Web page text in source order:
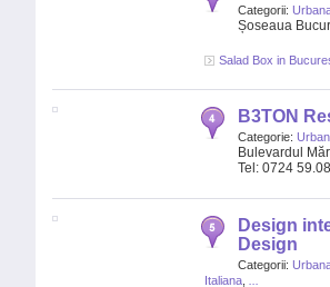
Categorii:
Șoseaua
Salad Box in
B3TON
Categorie:
Bulevardul
Tel: 0724
Design
Design
Categorii:
Italiana